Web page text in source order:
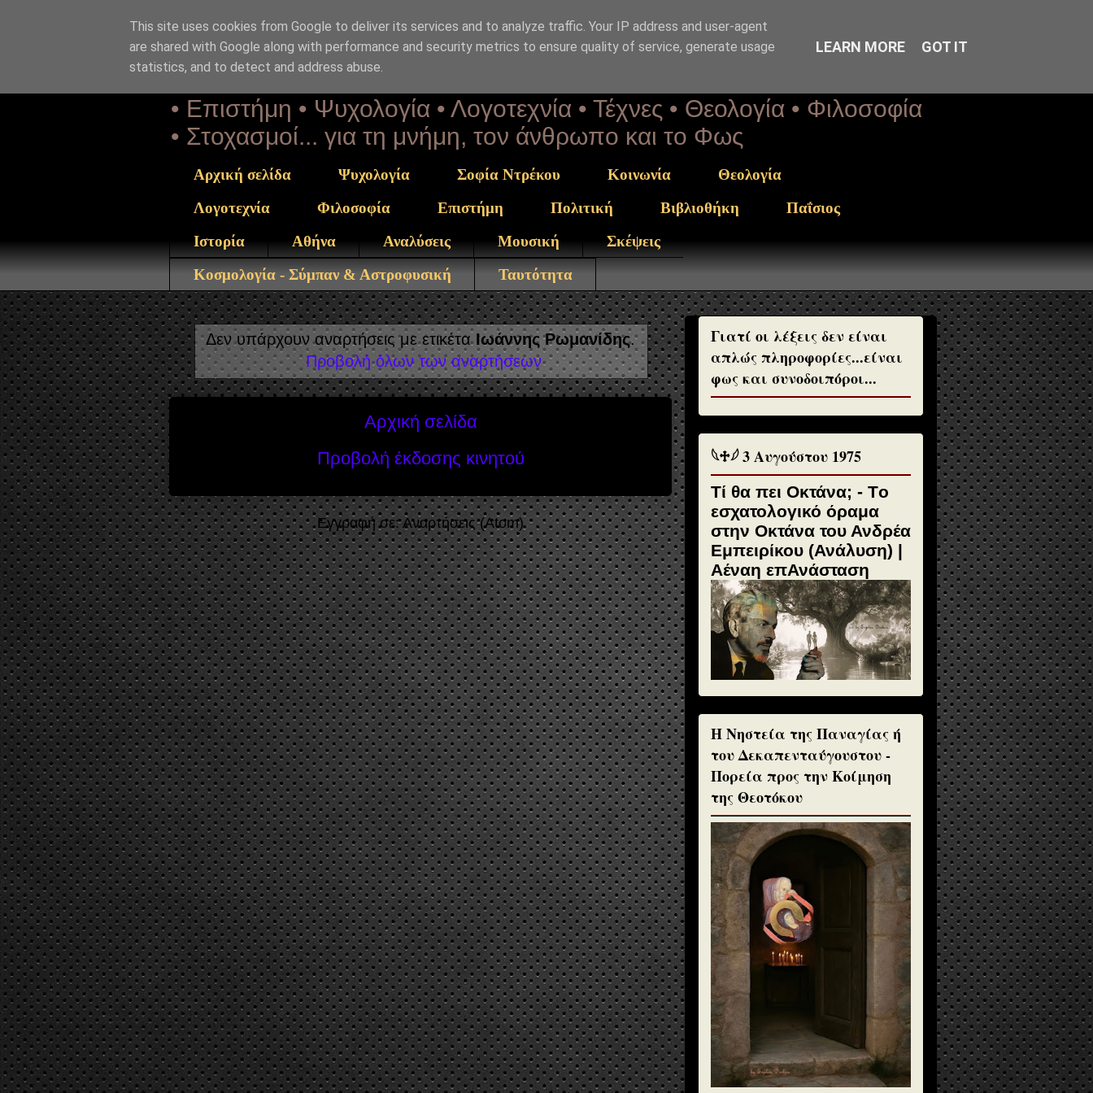
Αέναη επΑνάσταση
• Επιστήμη • Ψυχολογία • Λογοτεχνία • Τέχνες • Θεολογία • Φιλοσοφία
• Στοχασμοί... για τη μνήμη, τον άνθρωπο και το Φως
Αρχική σελίδα Ψυχολογία Σοφία Ντρέκου Κοινωνία
Θεολογία
Λογοτεχνία
Φιλοσοφία Επιστήμη Πολιτική Βιβλιοθήκη
Παΐσιος
Ιστορία
Αθήνα Αναλύσεις Μουσική
Σκέψεις
Κοσμολογία - Σύμπαν & Αστροφυσική
Ταυτότητα
Δεν υπάρχουν αναρτήσεις με ετικέταΙωάννης Ρωμανίδης.
Προβολή όλων των αναρτήσεων
Αρχική σελίδα
Προβολή έκδοσης κινητού
Εγγραφή σε:Αναρτήσεις (Atom)
Γιατί οι λέξεις δεν είναι
απλώς πληροφορίες...είναι
φως και συνοδοιπόροι...
𓆩♱𓆪 3 Αυγούστου 1975
Τί θα πει Οκτάνα; - Tο
εσχατολογικό όραμα
στην Οκτάνα του Ανδρέα
Εμπειρίκου (Ανάλυση) |
Αέναη επΑνάσταση
H Νηστεία της Παναγίας ή
του Δεκαπενταύγουστου -
Πορεία προς την Κοίμηση
της Θεοτόκου
This site uses cookies from Google to deliver its services and to analyze traffic. Your IP address and user-agent
are shared with Google along with performance and security metrics to ensure quality of service, generate usage
statistics, and to detect and address abuse.
LEARN MORE GOT IT